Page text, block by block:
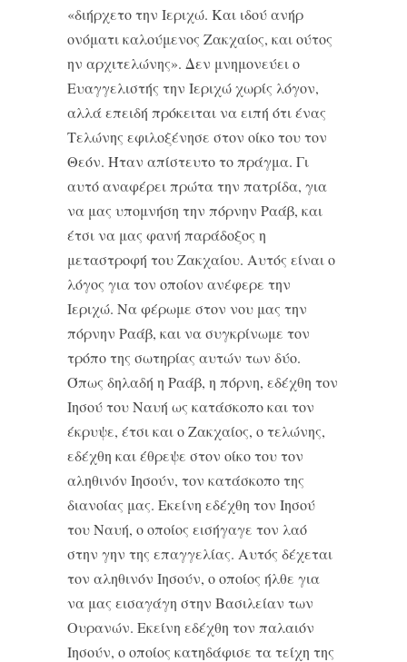
«διήρχετο την Ιεριχώ. Και ιδού ανήρ
ονόματι καλούμενος Ζακχαίος, και ούτος
ην αρχιτελώνης». Δεν μνημονεύει ο
Ευαγγελιστής την Ιεριχώ χωρίς λόγον,
αλλά επειδή πρόκειται να ειπή ότι ένας
Τελώνης εφιλοξένησε στον οίκο του τον
Θεόν. Ήταν απίστευτο το πράγμα. Γι
αυτό αναφέρει πρώτα την πατρίδα, για
να μας υπομνήση την πόρνην Ραάβ, και
έτσι να μας φανή παράδοξος η
μεταστροφή του Ζακχαίου. Αυτός είναι ο
λόγος για τον οποίον ανέφερε την
Ιεριχώ. Να φέρωμε στον νου μας την
πόρνην Ραάβ, και να συγκρίνωμε τον
τρόπο της σωτηρίας αυτών των δύο.
Όπως δηλαδή η Ραάβ, η πόρνη, εδέχθη τον
Ιησού του Ναυή ως κατάσκοπο και τον
έκρυψε, έτσι και ο Ζακχαίος, ο τελώνης,
εδέχθη και έθρεψε στον οίκο του τον
αληθινόν Ιησούν, τον κατάσκοπο της
διανοίας μας. Εκείνη εδέχθη τον Ιησού
του Ναυή, ο οποίος εισήγαγε τον λαό
στην γην της επαγγελίας. Αυτός δέχεται
τον αληθινόν Ιησούν, ο οποίος ήλθε για
να μας εισαγάγη στην Βασιλείαν των
Ουρανών. Εκείνη εδέχθη τον παλαιόν
Ιησούν, ο οποίος κατηδάφισε τα τείχη της